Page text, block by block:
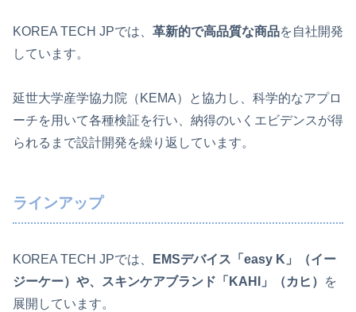
KOREA TECH JPでは、 革新的で高品質な商品を自社開発
しています。
延世大学産学協力院（KEMA）と協力し、科学的なアプロ
ーチを用いて各種検証を行い、納得のいくエビデンスが得
られるまで設計開発を繰り返しています。
ラインアップ
KOREA TECH JPでは、
EMSデバイス「easy K」（イー
ジーケー）や、スキンケアブランド「KAHI」（カヒ）
を
展開しています。